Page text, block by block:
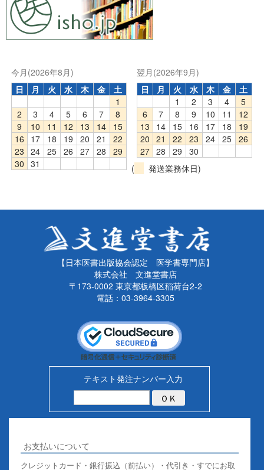
今月(2026年8月)
日
月 火 水 木 金
土
1
2
3 4 5 6 7
8
9
10 11 12 13 14
15
16
17 18 19 20 21
22
23
24 25 26 27 28
29
30
31
翌月(2026年9月)
日
月 火 水 木 金
土
1
2 3 4
5
6
7 8 9 10 11
12
13
14 15 16 17 18
19
20
21 22 23 24 25
26
27 28 29
30
(
発送業務休日)
【日本医書出版協会認定 医学書専門店】
株式会社 文進堂書店
〒173-0002 東京都板橋区稲荷台2-2
電話：03-3964-3305
テキスト発注ナンバー入力
お支払いについて
クレジットカード・銀行振込（前払い）・代引き・すでにお取